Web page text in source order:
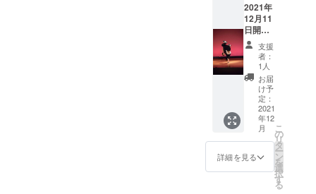
2021年
12月11
日開
催
【BUR
OUT20
21】出
場チ
ケット
(ソロバ
トル部
門)を発
行しま
す。 ※
支援
者：
1人
お届
け予
定：
2021
年12
月
詳細を見る
こ
の
リ
タ
ー
ン
を
選
択
す
る